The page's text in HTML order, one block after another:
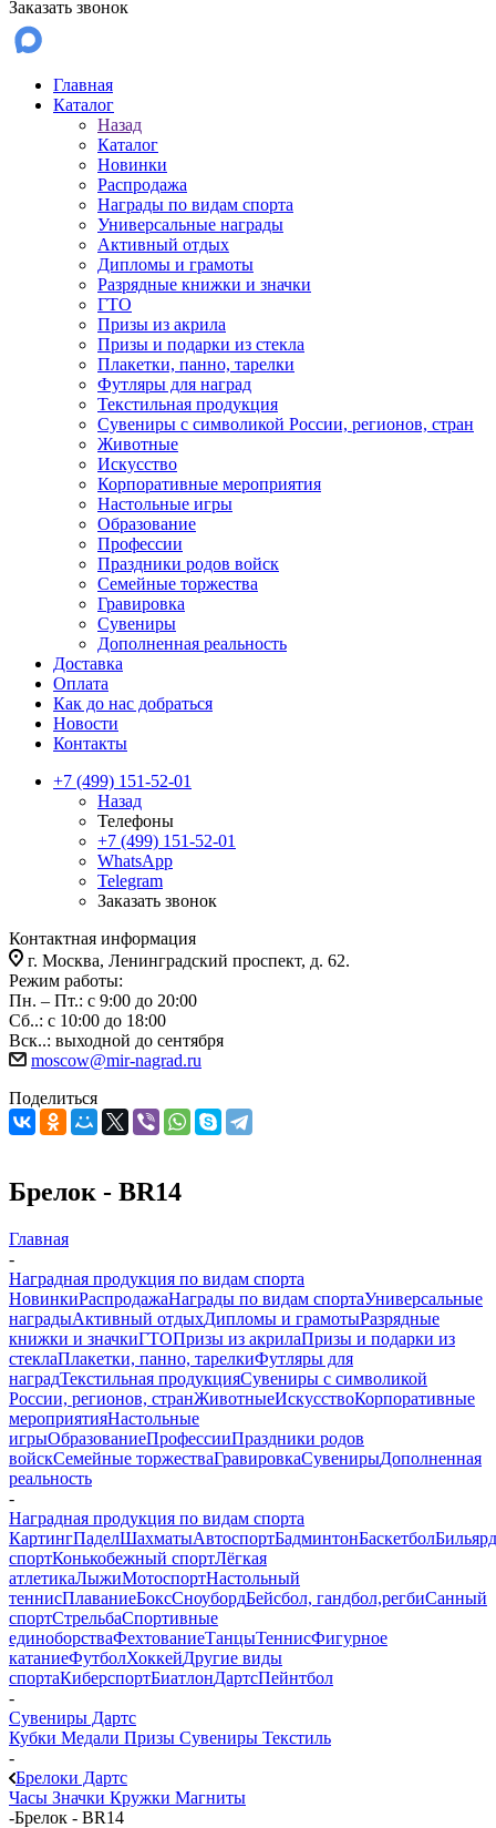
Заказать звонок
Главная
Каталог
Назад
Каталог
Новинки
Распродажа
Награды по видам спорта
Универсальные награды
Активный отдых
Дипломы и грамоты
Разрядные книжки и значки
ГТО
Призы из акрила
Призы и подарки из стекла
Плакетки, панно, тарелки
Футляры для наград
Текстильная продукция
Сувениры с символикой России, регионов, стран
Животные
Искусство
Корпоративные мероприятия
Настольные игры
Образование
Профессии
Праздники родов войск
Семейные торжества
Гравировка
Сувениры
Дополненная реальность
Доставка
Оплата
Как до нас добраться
Новости
Контакты
+7 (499) 151-52-01
Назад
Телефоны
+7 (499) 151-52-01
WhatsApp
Telegram
Заказать звонок
Контактная информация
г. Москва, Ленинградский проспект, д. 62.
Режим работы:
Пн. – Пт.: с 9:00 до 20:00
Сб..: с 10:00 до 18:00
Вск..: выходной до сентября
moscow@mir-nagrad.ru
Поделиться
Брелок - BR14
Главная
-
Наградная продукция по видам спорта
НовинкиРаспродажаНаграды по видам спортаУниверсальные
наградыАктивный отдыхДипломы и грамотыРазрядные
книжки и значкиГТОПризы из акрилаПризы и подарки из
стеклаПлакетки, панно, тарелкиФутляры для
наградТекстильная продукцияСувениры с символикой
России, регионов, странЖивотныеИскусствоКорпоративные
мероприятияНастольные
игрыОбразованиеПрофессииПраздники родов
войскСемейные торжестваГравировкаСувенирыДополненная
реальность
-
Наградная продукция по видам спорта
КартингПаделШахматыАвтоспортБадминтонБаскетболБильярд
спортКонькобежный спортЛёгкая
атлетикаЛыжиМотоспортНастольный
теннисПлаваниеБоксСноубордБейсбол, гандбол,регбиСанный
спортСтрельбаСпортивные
единоборстваФехтованиеТанцыТеннисФигурное
катаниеФутболХоккейДругие виды
спортаКиберспортБиатлонДартсПейнтбол
-
Сувениры Дартс
Кубки Медали Призы Сувениры Текстиль
-
Брелоки Дартс
Часы Значки Кружки Магниты
-Брелок - BR14